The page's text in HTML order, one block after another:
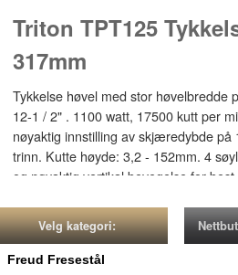
Triton TPT125
317mm
Tykkelse høvel med stor høvelbredde
12-1 / 2" . 1100 watt, 17500 kutt per
nøyaktig innstilling av skjæredybde på
trinn. Kutte høyde: 3,2 - 152mm. 4
og nøyaktig vertikal bevegelse for
for elektrisk sikkerhet. Spon tilkobling
sponutkast.
NOK 3995
Velg kategori:
Freud Fresestål